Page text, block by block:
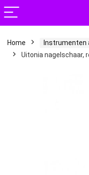
Home Instrumenten
Uitonia nagelschaar,